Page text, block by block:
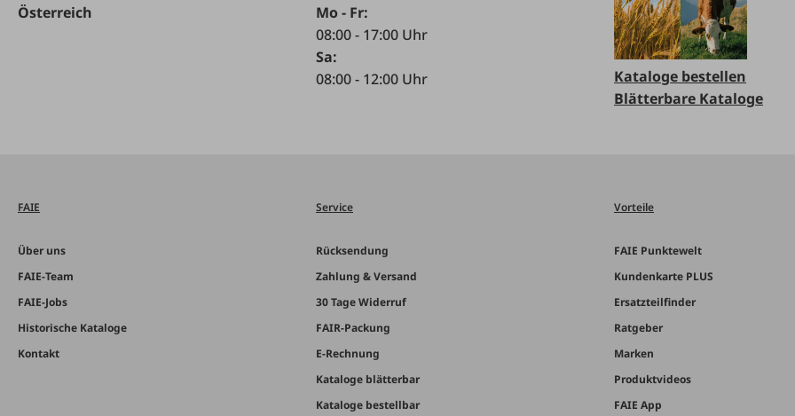
Österreich
Mo - Fr:
08:00 - 17:00 Uhr
Sa:
08:00 - 12:00 Uhr
Kataloge bestellen
Blätterbare Kataloge
FAIE
Über uns
FAIE-Team
FAIE-Jobs
Historische Kataloge
Kontakt
Service
Rücksendung
Zahlung & Versand
30 Tage Widerruf
FAIR-Packung
E-Rechnung
Kataloge blätterbar
Kataloge bestellbar
Vorteile
FAIE Punktewelt
Kundenkarte PLUS
Ersatzteilfinder
Ratgeber
Marken
Produktvideos
FAIE App